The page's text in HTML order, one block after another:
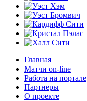
Главная
Матчи on-line
Работа на портале
Партнеры
О проекте